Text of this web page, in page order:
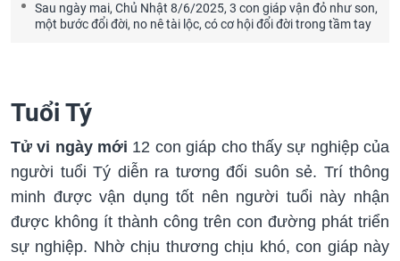
Sau ngày mai, Chủ Nhật 8/6/2025, 3 con giáp vận đỏ như son,
một bước đổi đời, no nê tài lộc, có cơ hội đổi đời trong tầm tay
Tuổi Tý
Tử vi ngày mới 12 con giáp cho thấy sự nghiệp của
người tuổi Tý diễn ra tương đối suôn sẻ. Trí thông
minh được vận dụng tốt nên người tuổi này nhận
được không ít thành công trên con đường phát triển
sự nghiệp. Nhờ chịu thương chịu khó, con giáp này